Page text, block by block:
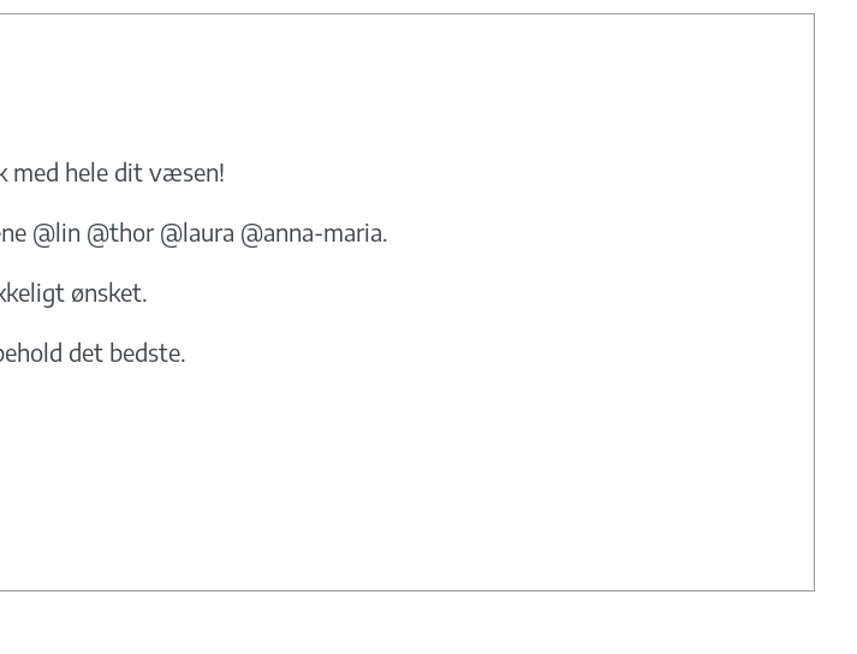
med hele dit væsen!
@lin @thor @laura @anna-maria.
ønsket.
det bedste.